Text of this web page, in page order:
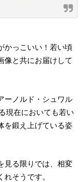
かっこいい！若い頃
像と共にお届けして
ーノルド・シュワル
現在においても若い
を鍛え上げている姿
見る限りでは、相変
そうです。